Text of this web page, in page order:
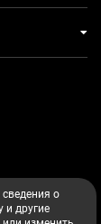
о
и другие